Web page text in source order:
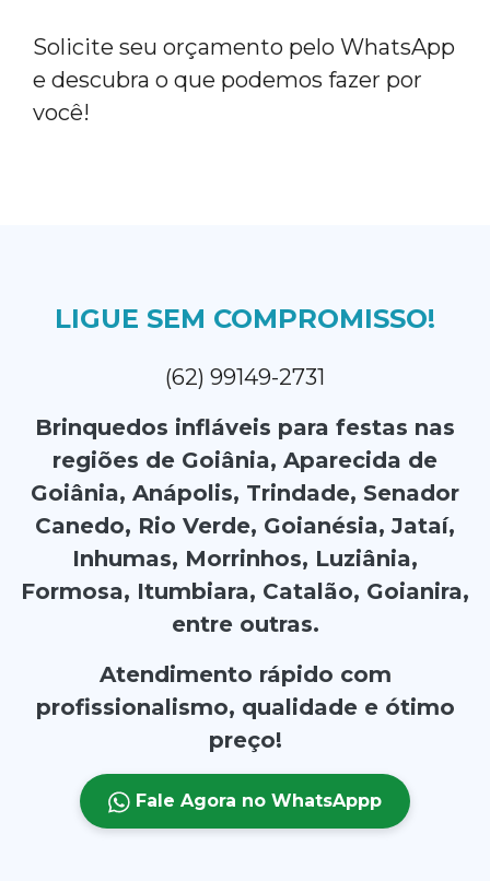
Solicite seu orçamento pelo WhatsApp
e descubra o que podemos fazer por
você!
LIGUE SEM COMPROMISSO!
(62) 99149-2731
Brinquedos infláveis para festas nas
regiões de Goiânia, Aparecida de
Goiânia, Anápolis, Trindade, Senador
Canedo, Rio Verde, Goianésia, Jataí,
Inhumas, Morrinhos, Luziânia,
Formosa, Itumbiara, Catalão, Goianira,
entre outras.
Atendimento rápido com
profissionalismo, qualidade e ótimo
preço!
Fale Agora no WhatsAppp